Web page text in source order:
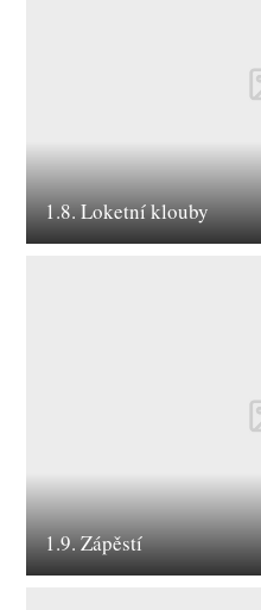
1.8. Loketní klouby
1.9. Zápěstí